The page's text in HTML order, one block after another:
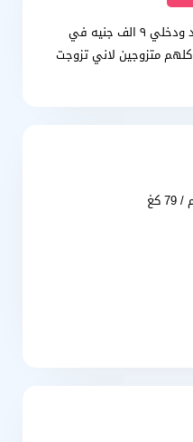
انا؛ شيف في فندق هيلتون متقاعد ودخلي ٩ الف جنيه في
متزوجين لاني تزوجت